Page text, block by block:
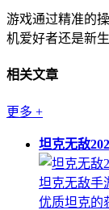
游戏通过精准的
机爱好者还是新
相关文章
更多 +
坦克无敌
坦克无敌手
优质坦克的